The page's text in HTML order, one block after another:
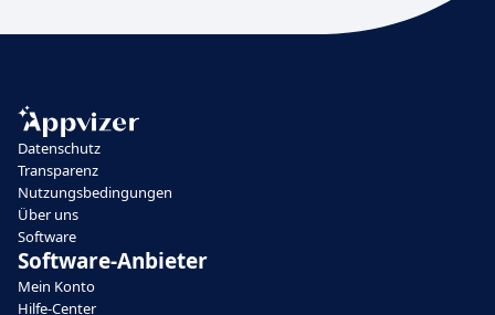
Datenschutz
Transparenz
Nutzungsbedingungen
Über uns
Software
Software-Anbieter
Mein Konto
Hilfe-Center